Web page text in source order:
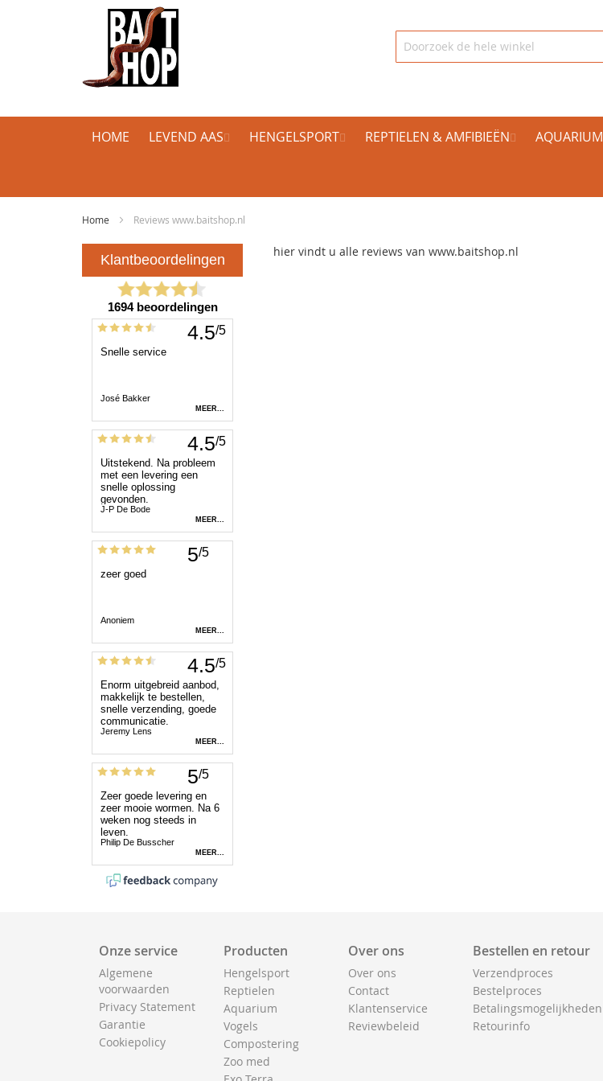
HOME LEVEND AAS HENGELSPORT REPTIELEN & AMFIBIEËN AQUARIUM
Home Reviews www.baitshop.nl
hier vindt u alle reviews van www.baitshop.nl
Onze service
Algemene
voorwaarden
Privacy Statement
Garantie
Cookiepolicy
Producten
Hengelsport
Reptielen
Aquarium
Vogels
Compostering
Zoo med
Over ons
Over ons
Contact
Klantenservice
Reviewbeleid
Bestellen en retour
Verzendproces
Bestelproces
Betalingsmogelijkheden
Retourinfo